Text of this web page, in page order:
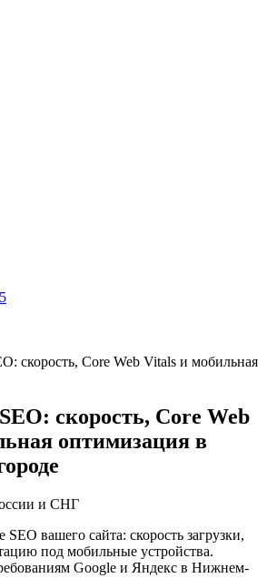
скорость, Core Web Vitals и мобильная
скорость, Core Web
оптимизация в
и СНГ
вашего сайта: скорость загрузки,
под мобильные устройства.
Google и Яндекс в Нижнем-